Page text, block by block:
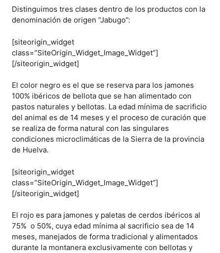
Distinguimos tres clases dentro de los productos con la
denominación de origen “Jabugo”:
[siteorigin_widget
class=”SiteOrigin_Widget_Image_Widget”]
[/siteorigin_widget]
El color negro es el que se reserva para los jamones
100% ibéricos de bellota que se han alimentado con
pastos naturales y bellotas. La edad mínima de sacrificio
del animal es de 14 meses y el proceso de curación que
se realiza de forma natural con las singulares
condiciones microclimáticas de la Sierra de la provincia
de Huelva.
[siteorigin_widget
class=”SiteOrigin_Widget_Image_Widget”]
[/siteorigin_widget]
El rojo es para jamones y paletas de cerdos ibéricos al
75% o 50%, cuya edad mínima al sacrificio sea de 14
meses, manejados de forma tradicional y alimentados
durante la montanera exclusivamente con bellotas y